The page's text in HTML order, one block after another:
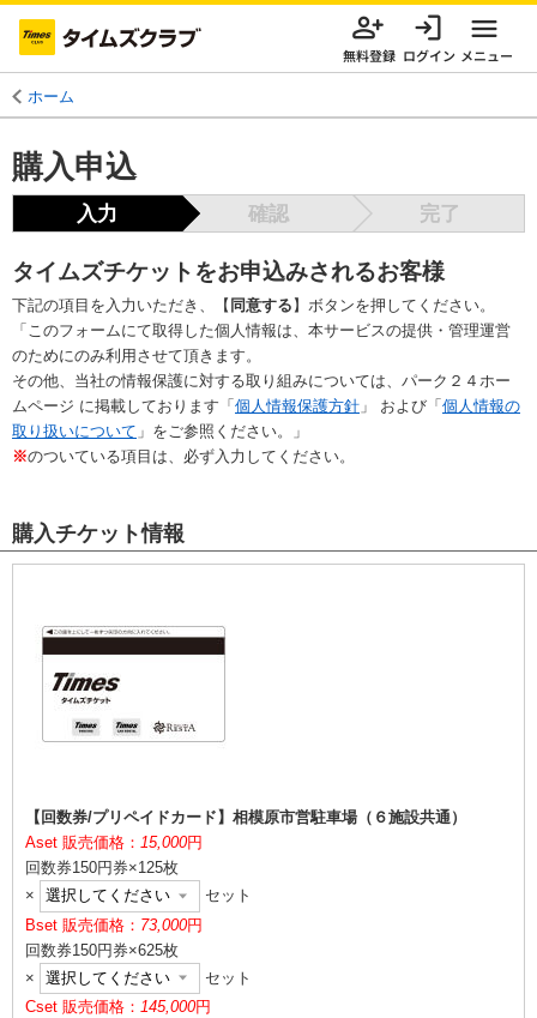
無料登録 ログイン メニュー
ホーム
購入申込
入力 確認 完了
タイムズチケットをお申込みされるお客様
下記の項目を入力いただき、【 同意する 】ボタンを押してください。
「このフォームにて取得した個人情報は、本サービスの提供・管理運営
のためにのみ利用させて頂きます。
その他、当社の情報保護に対する取り組みについては、パーク２４ホー
ムページ に掲載しております「 個人情報保護方針 」 および「 個人情報の
取り扱いについて 」をご参照ください。」
※のついている項目は、必ず入力してください。
購入チケット情報
【回数券/プリペイドカード】相模原市営駐車場（６施設共通）
Aset 販売価格： 15,000円
回数券150円券×125枚
×
セット
Bset 販売価格： 73,000円
回数券150円券×625枚
×
セット
Cset 販売価格： 145,000円